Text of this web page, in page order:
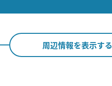
周辺情報を表示する